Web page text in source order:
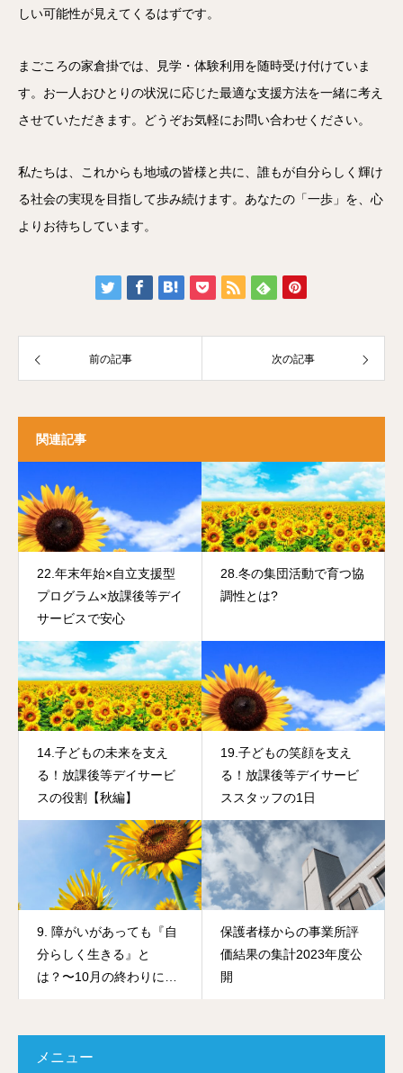
しい可能性が見えてくるはずです。
まごころの家倉掛では、見学・体験利用を随時受け付けていま
す。お一人おひとりの状況に応じた最適な支援方法を一緒に考え
させていただきます。どうぞお気軽にお問い合わせください。
私たちは、これからも地域の皆様と共に、誰もが自分らしく輝け
る社会の実現を目指して歩み続けます。あなたの「一歩」を、心
よりお待ちしています。
前の記事 次の記事
関連記事
22.年末年始×自立支援型
プログラム×放課後等デイ
サービスで安心
28.冬の集団活動で育つ協
調性とは?
14.子どもの未来を支え
る！放課後等デイサービ
スの役割【秋編】
19.子どもの笑顔を支え
る！放課後等デイサービ
ススタッフの1日
9. 障がいがあっても『自
分らしく生きる』と
は？〜10月の終わりに考
保護者様からの事業所評
価結果の集計2023年度公
開
メニュー